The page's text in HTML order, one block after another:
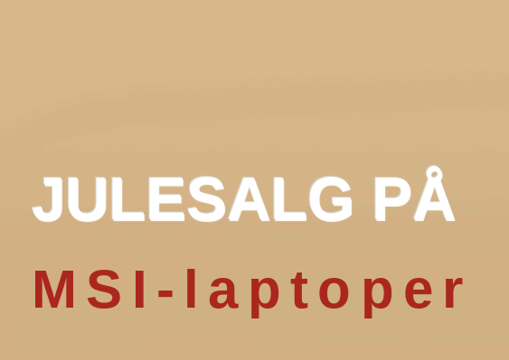
JULESALG PÅ
MSI-laptoper